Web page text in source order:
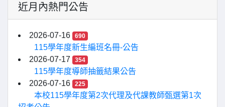
近月內熱門公告
2026-07-16 690
115學年度新生編班名冊-公告
2026-07-17
354
115學年度導師抽籤結果公告
2026-07-16
225
本校115學年度第2次代理及代課教師甄選第1次